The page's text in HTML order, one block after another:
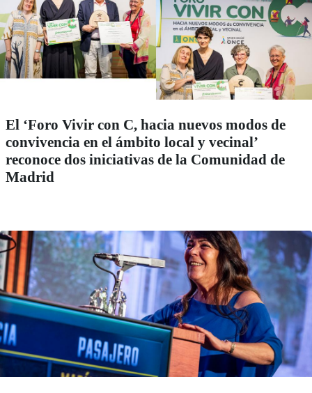
El ‘Foro Vivir con C, hacia nuevos modos de
convivencia en el ámbito local y vecinal’
reconoce dos iniciativas de la Comunidad de
Madrid